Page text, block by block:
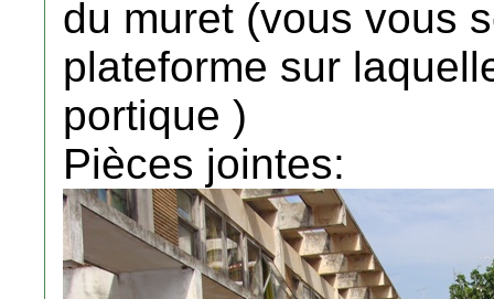
du muret (vous vous
plateforme sur
portique )
Pièces jointes: